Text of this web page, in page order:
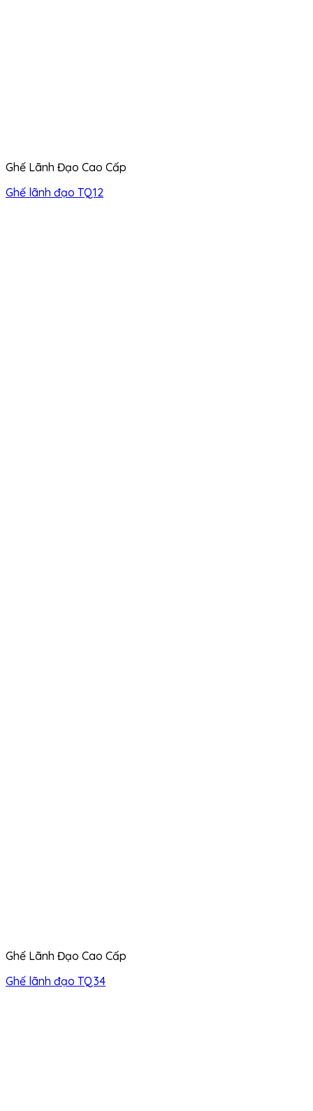
Ghế Lãnh Đạo Cao Cấp
Ghế lãnh đạo TQ12
Ghế Lãnh Đạo Cao Cấp
Ghế lãnh đạo TQ34